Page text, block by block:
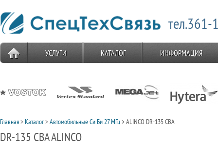
тел.361-
УСЛУГИ КАТАЛОГ ИНФОРМАЦИЯ
Главная>Каталог>Автомобильные Си Би 27 МГц> ALINCO DR-135 CBA
DR-135 CBA ALINCO